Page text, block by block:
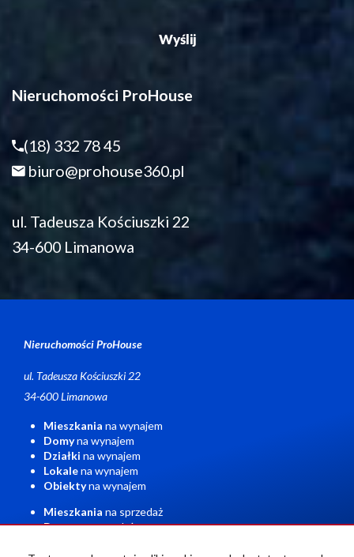
Nieruchomości ProHouse
(18) 332 78 45
biuro@prohouse360.pl
ul. Tadeusza Kościuszki 22
34-600 Limanowa
Nieruchomości ProHouse
ul. Tadeusza Kościuszki 22
34-600 Limanowa
Mieszkania na wynajem
Domyna wynajem
Działki na wynajem
Lokalena wynajem
Obiektyna wynajem
Mieszkania na sprzedaż
Domyna sprzedaż